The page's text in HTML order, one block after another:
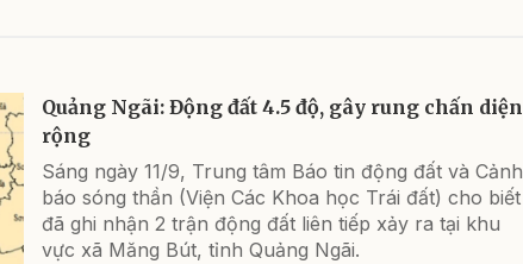
Quảng Ngãi: Động đất 4.5 độ, gây rung chấn diện
rộng
Sáng ngày 11/9, Trung tâm Báo tin động đất và Cảnh
báo sóng thần (Viện Các Khoa học Trái đất) cho biết
đã ghi nhận 2 trận động đất liên tiếp xảy ra tại khu
vực xã Măng Bút, tỉnh Quảng Ngãi.